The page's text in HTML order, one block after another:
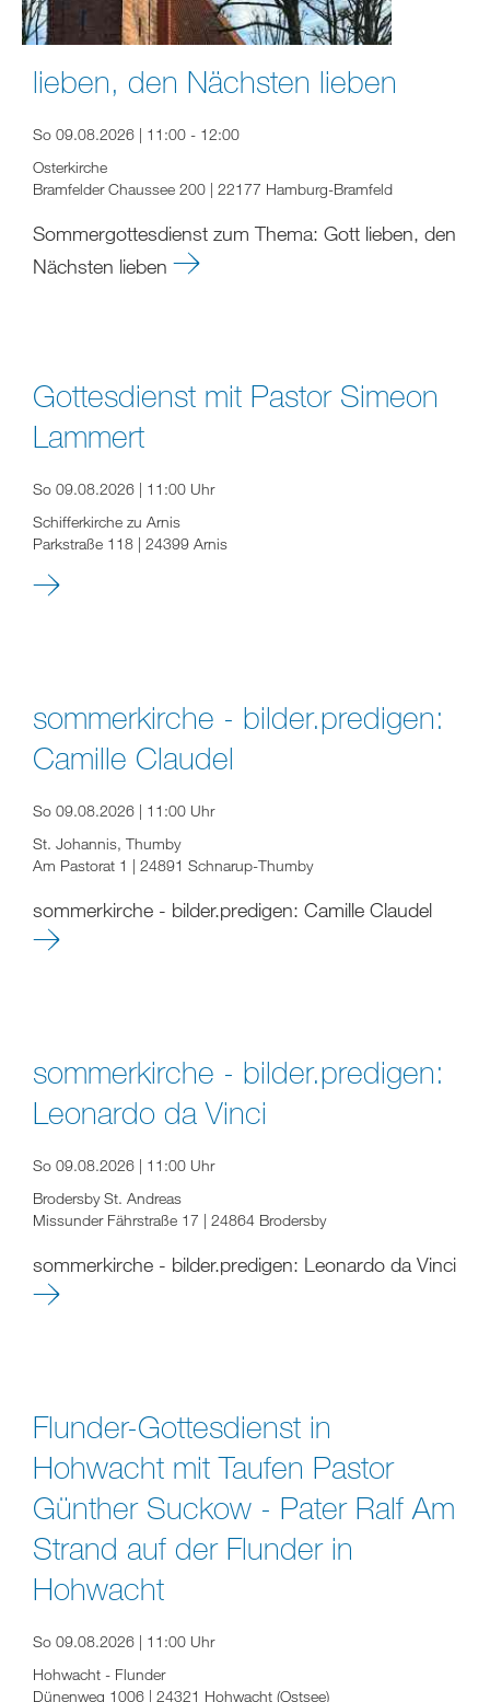
lieben, den Nächsten lieben
So 09.08.2026 | 11:00 - 12:00
Osterkirche
Bramfelder Chaussee 200 | 22177 Hamburg-Bramfeld
Sommergottesdienst zum Thema: Gott lieben, den
Nächsten lieben
Gottesdienst mit Pastor Simeon
Lammert
So 09.08.2026 | 11:00 Uhr
Schifferkirche zu Arnis
Parkstraße 118 | 24399 Arnis
sommerkirche - bilder.predigen:
Camille Claudel
So 09.08.2026 | 11:00 Uhr
St. Johannis, Thumby
Am Pastorat 1 | 24891 Schnarup-Thumby
sommerkirche - bilder.predigen: Camille Claudel
sommerkirche - bilder.predigen:
Leonardo da Vinci
So 09.08.2026 | 11:00 Uhr
Brodersby St. Andreas
Missunder Fährstraße 17 | 24864 Brodersby
sommerkirche - bilder.predigen: Leonardo da Vinci
Flunder-Gottesdienst in
Hohwacht mit Taufen Pastor
Günther Suckow - Pater Ralf Am
Strand auf der Flunder in
Hohwacht
So 09.08.2026 | 11:00 Uhr
Hohwacht - Flunder
Dünenweg 1006 | 24321 Hohwacht (Ostsee)